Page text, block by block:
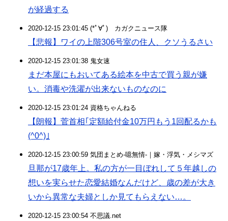
が経過する
2020-12-15 23:01:45 (*ﾟ∀ﾟ)ゞカガクニュース隊
【悲報】ワイの上階306号室の住人、クソうるさい
2020-12-15 23:01:38 鬼女速
まだ本屋にもおいてある絵本を中古で買う親が嫌
い。消毒や洗濯が出来ないものなのに
2020-12-15 23:01:24 資格ちゃんねる
【朗報】菅首相｢定額給付金10万円もう1回配るかも
(^0^)｣
2020-12-15 23:00:59 気団まとめ-噫無情-｜嫁・浮気・メシマズ
旦那が17歳年上。私の方が一目ぼれして５年越しの
想いを実らせた恋愛結婚なんだけど、歳の差が大き
いから異常な夫婦としか見てもらえない…。
2020-12-15 23:00:54 不思議.net